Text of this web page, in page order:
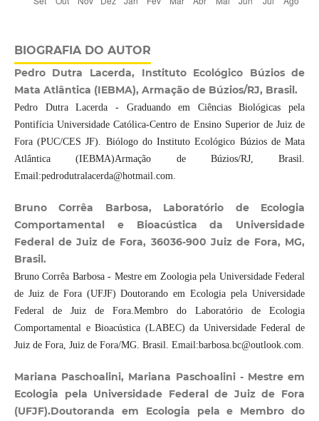
BIOGRAFIA DO AUTOR
Pedro Dutra Lacerda, Instituto Ecológico Búzios de
Mata Atlântica (IEBMA), Armação de Búzios/RJ, Brasil.
Pedro Dutra Lacerda - Graduando em Ciências Biológicas pela
Pontifícia Universidade Católica-Centro de Ensino Superior de Juiz de
Fora (PUC/CES JF). Biólogo do Instituto Ecológico Búzios de Mata
Atlântica (IEBMA)Armação de Búzios/RJ, Brasil.
Email:pedrodutralacerda@hotmail.com.
Bruno Corrêa Barbosa, Laboratório de Ecologia
Comportamental e Bioacústica da Universidade
Federal de Juiz de Fora, 36036-900 Juiz de Fora, MG,
Brasil.
Bruno Corrêa Barbosa - Mestre em Zoologia pela Universidade Federal
de Juiz de Fora (UFJF) Doutorando em Ecologia pela Universidade
Federal de Juiz de Fora.Membro do Laboratório de Ecologia
Comportamental e Bioacústica (LABEC) da Universidade Federal de
Juiz de Fora, Juiz de Fora/MG. Brasil. Email:barbosa.bc@outlook.com.
Mariana Paschoalini, Mariana Paschoalini - Mestre em
Ecologia pela Universidade Federal de Juiz de Fora
(UFJF).Doutoranda em Ecologia pela e Membro do